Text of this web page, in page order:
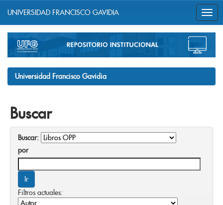
navigation
UNIVERSIDAD FRANCISCO GAVIDIA
Universidad Francisco Gavidia
Buscar
Buscar:
por
Filtros actuales: